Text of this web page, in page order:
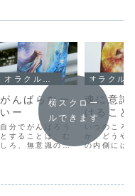
オラクルメッセージ
がんばらなー
いー
自分でがんばろう
とすることは、む
しろ、無意識の邪
魂に意識
けること
いつのころ
か、どうや
の内側には
横スクロー
ルできます